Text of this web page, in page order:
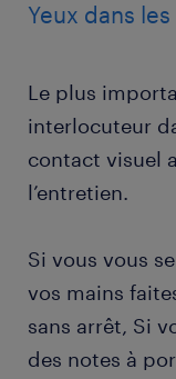
Yeux dans
Le plus
interlocuteur
contact visuel
l’entretien.
Si vous vous
vos mains
sans arrêt, Si
des notes à